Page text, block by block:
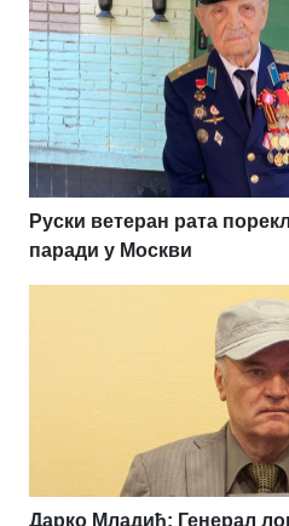
Руски ветеран рата
паради у Москви
Дарко Младић: Генерал